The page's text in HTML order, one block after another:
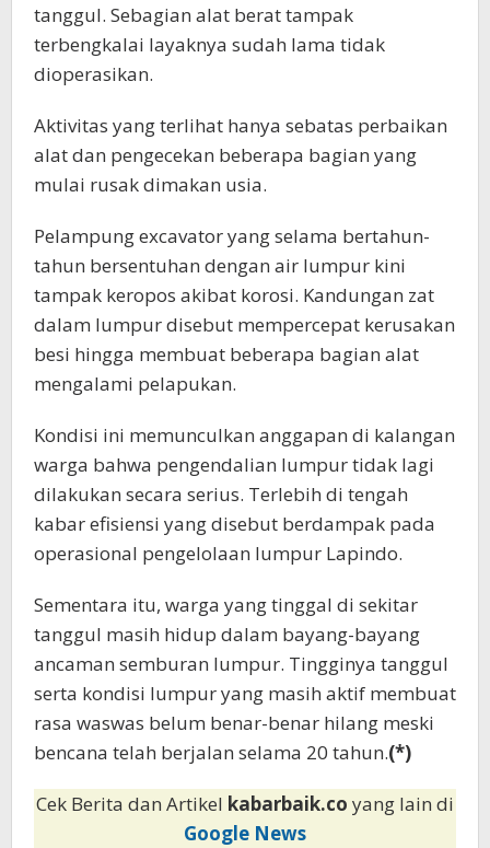
tanggul. Sebagian alat berat tampak
terbengkalai layaknya sudah lama tidak
dioperasikan.
Aktivitas yang terlihat hanya sebatas perbaikan
alat dan pengecekan beberapa bagian yang
mulai rusak dimakan usia.
Pelampung excavator yang selama bertahun-
tahun bersentuhan dengan air lumpur kini
tampak keropos akibat korosi. Kandungan zat
dalam lumpur disebut mempercepat kerusakan
besi hingga membuat beberapa bagian alat
mengalami pelapukan.
Kondisi ini memunculkan anggapan di kalangan
warga bahwa pengendalian lumpur tidak lagi
dilakukan secara serius. Terlebih di tengah
kabar efisiensi yang disebut berdampak pada
operasional pengelolaan lumpur Lapindo.
Sementara itu, warga yang tinggal di sekitar
tanggul masih hidup dalam bayang-bayang
ancaman semburan lumpur. Tingginya tanggul
serta kondisi lumpur yang masih aktif membuat
rasa waswas belum benar-benar hilang meski
bencana telah berjalan selama 20 tahun.(*)
Cek Berita dan Artikel kabarbaik.co yang lain di
Google News